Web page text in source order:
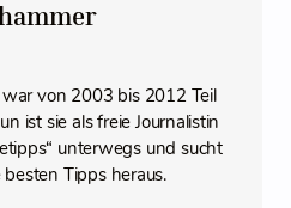
von 2003 bis 2012 Teil
ist sie als freie Journalistin
unterwegs und sucht
Tipps heraus.